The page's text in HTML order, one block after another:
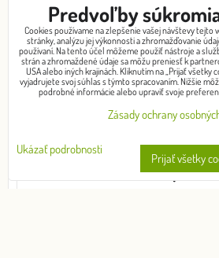
od 32,47 €s DPH
VYBERTE VARIANT
Effect - Fleece unisex (petrol
Predvoľby
Cookies používame na zlepšenie vašej návštevy tejto
stránky, analýzu jej výkonnosti a zhromažďovanie
používaní. Na tento účel môžeme použiť nástroje a
strán a zhromaždené údaje sa môžu preniesť k
USA alebo iných krajinách. Kliknutím na „Prijať všetky
vyjadrujete svoj súhlas s týmto spracovaním. Nižšie
podrobné informácie alebo upraviť svoje
Zásady ochrany
Ukázať podrobnosti
Prijať všetky